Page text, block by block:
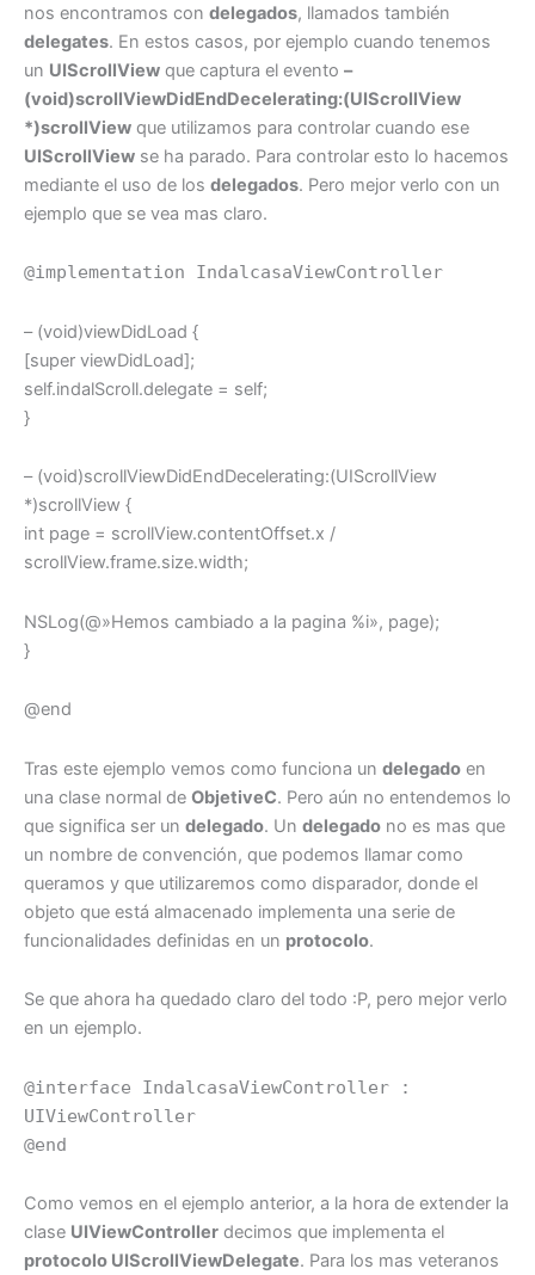
nos encontramos con delegados, llamados también
delegates. En estos casos, por ejemplo cuando tenemos
un UIScrollView que captura el evento –
(void)scrollViewDidEndDecelerating:(UIScrollView
*)scrollView que utilizamos para controlar cuando ese
UIScrollView se ha parado. Para controlar esto lo hacemos
mediante el uso de los delegados. Pero mejor verlo con un
ejemplo que se vea mas claro.
@implementation IndalcasaViewController
– (void)viewDidLoad {
[super viewDidLoad];
self.indalScroll.delegate = self;
}
– (void)scrollViewDidEndDecelerating:(UIScrollView
*)scrollView {
int page = scrollView.contentOffset.x /
scrollView.frame.size.width;
NSLog(@»Hemos cambiado a la pagina %i», page);
}
@end
Tras este ejemplo vemos como funciona un delegado en
una clase normal de ObjetiveC. Pero aún no entendemos lo
que significa ser un delegado. Un delegado no es mas que
un nombre de convención, que podemos llamar como
queramos y que utilizaremos como disparador, donde el
objeto que está almacenado implementa una serie de
funcionalidades definidas en un protocolo.
Se que ahora ha quedado claro del todo :P, pero mejor verlo
en un ejemplo.
@interface IndalcasaViewController :
UIViewController
@end
Como vemos en el ejemplo anterior, a la hora de extender la
clase UIViewController decimos que implementa el
protocolo UIScrollViewDelegate. Para los mas veteranos